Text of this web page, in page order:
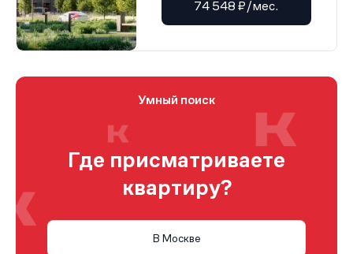
74 548 ₽/мес.
Умный поиск
Где присматриваете
квартиру?
В Москве